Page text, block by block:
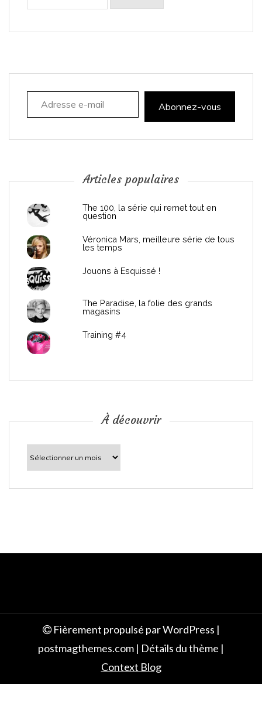
i
a
n
c
Adresse e-mail
Abonnez-vous
Articles populaires
The 100, la série qui remet tout en
question
Véronica Mars, meilleure série de tous
les temps
Jouons à Esquissé !
The Paradise, la folie des grands
magasins
Training #4
À découvrir
découvrir
Fièrement propulsé par WordPress |
postmagthemes.com | Détails du thème |
Context Blog